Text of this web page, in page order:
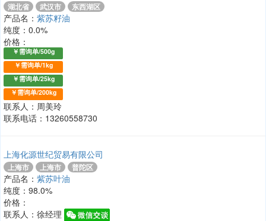
湖北省 武汉市 东西湖区
产品名： 紫苏籽油
纯度：0.0%
价格：
￥需询单/500g
￥需询单/1kg
￥需询单/25kg
￥需询单/200kg
联系人：周美玲
联系电话：13260558730
上海化源世纪贸易有限公司
上海市 上海市 普陀区
产品名： 紫苏叶油
纯度：98.0%
价格：
联系人：徐经理